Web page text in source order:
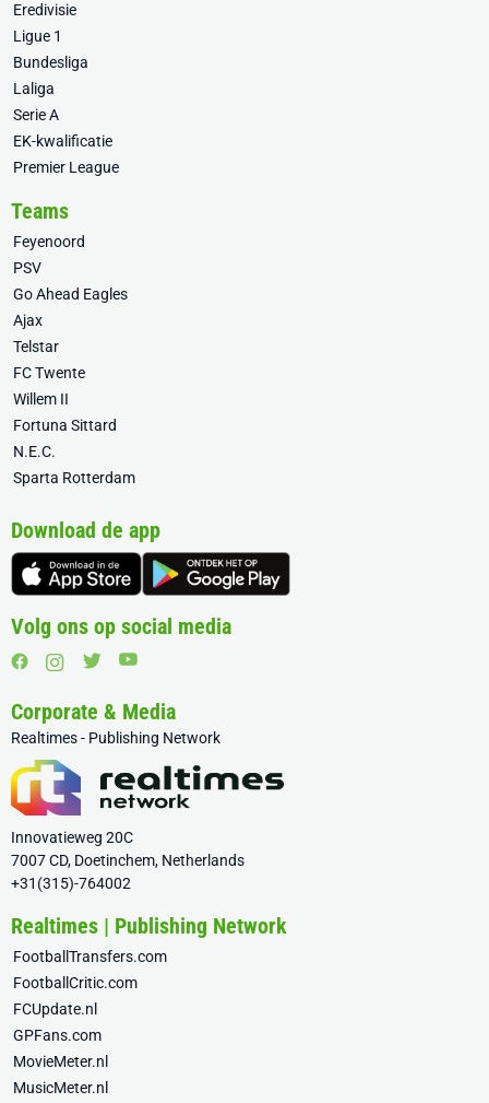
Eredivisie
Ligue 1
Bundesliga
Laliga
Serie A
EK-kwalificatie
Premier League
Teams
Feyenoord
PSV
Go Ahead Eagles
Ajax
Telstar
FC Twente
Willem II
Fortuna Sittard
N.E.C.
Sparta Rotterdam
Download de app
Volg ons op social media
Corporate & Media
Realtimes - Publishing Network
Innovatieweg 20C
7007 CD, Doetinchem, Netherlands
+31(315)-764002
Realtimes | Publishing Network
FootballTransfers.com
FootballCritic.com
FCUpdate.nl
GPFans.com
MovieMeter.nl
MusicMeter.nl